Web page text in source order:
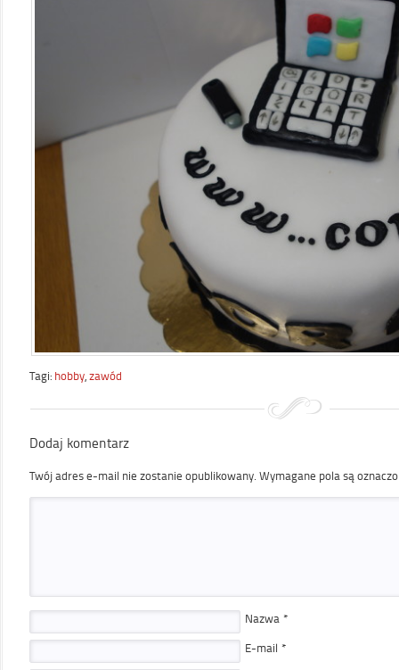
Tagi: hobby, zawód
Dodaj komentarz
Twój adres e-mail nie zostanie opublikowany. Wymagane pola są
Nazwa *
E-mail *